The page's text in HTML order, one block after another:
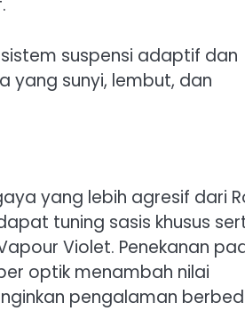
suspensi adaptif dan
yang sunyi, lembut, dan
yang lebih agresif dari
tuning sasis khusus
Violet. Penekanan
optik menambah nilai
pengalaman